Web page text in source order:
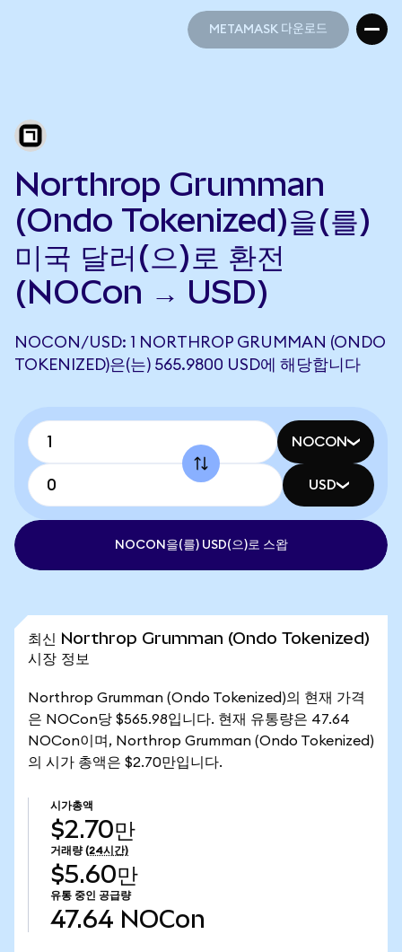
METAMASK 다운로드
Northrop Grumman
(Ondo Tokenized)을(를)
미국 달러(으)로 환전
(NOCon → USD)
NOCON/USD: 1 NORTHROP GRUMMAN (ONDO
TOKENIZED)은(는) 565.9800 USD에 해당합니다
NOCON
USD
NOCON을(를) USD(으)로 스왑
최신 Northrop Grumman (Ondo Tokenized)
시장 정보
Northrop Grumman (Ondo Tokenized)의 현재 가격
은 NOCon당 $565.98입니다. 현재 유통량은 47.64
NOCon이며, Northrop Grumman (Ondo Tokenized)
의 시가 총액은 $2.70만입니다.
시가총액
$2.70만
거래량 (24시간)
$5.60만
유통 중인 공급량
47.64 NOCon